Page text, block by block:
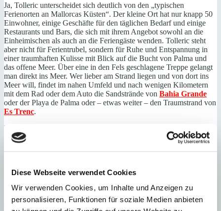
Diese Webseite verwendet Cookies
Wir verwenden Cookies, um Inhalte und Anzeigen zu
personalisieren, Funktionen für soziale Medien anbieten
Ja, Tolleric unterscheidet sich deutlich von den „typischen
Ferienorten an Mallorcas Küsten“. Der kleine Ort hat nur knapp 50
Einwohner, einige Geschäfte für den täglichen Bedarf und einige
Restaurants und Bars, die sich mit ihrem Angebot sowohl an die
Einheimischen als auch an die Feriengäste wenden. Tolleric steht
aber nicht für Ferientrubel, sondern für Ruhe und Entspannung in
einer traumhaften Kulisse mit Blick auf die Bucht von Palma und
das offene Meer. Über eine in den Fels geschlagene Treppe gelangt
man direkt ins Meer. Wer lieber am Strand liegen und von dort ins
Meer will, findet im nahen Umfeld und nach wenigen Kilometern
mit dem Rad oder dem Auto die Sandstrände von Bahia Grande
oder der Playa de Palma oder – etwas weiter – den Traumstrand von
Es Trenc.
Für die Freunde des Golfsports ist auf kurzen Weg der 60 ha große
18-Loch-
Maioris zu erreichen. Und bis zur
Gemeindehauptstadt mit dem beliebten
oder bis zur
Metropole Palma de Mallorca sind es nur 10 – 15 Autominuten.
Infrastruktur haben will, dem wird es in Tolleric gefallen. Vielleicht
sein.